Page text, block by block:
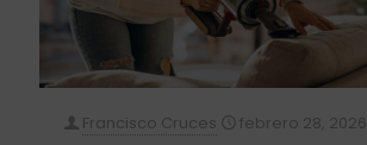
Francisco Cruces febrero 28, 2026